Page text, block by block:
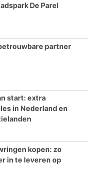
De Parel
partner
start: extra
in Nederland en
kopen: zo
in te leveren op